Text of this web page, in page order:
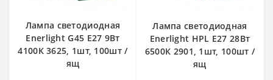
Лампа светодиодная
Enerlight G45 Е27 9Вт
4100К 3625, 1шт, 100шт /
ящ
Лампа светодиодная
Enerlight HPL Е27 28Вт
6500К 2901, 1шт, 100шт /
ящ